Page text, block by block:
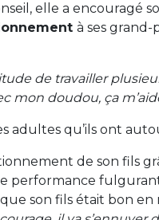
elle a encouragé
à ses
de travailler
doudou, ça
adultes qu’ils ont
de son fils
performance
son fils était bon en